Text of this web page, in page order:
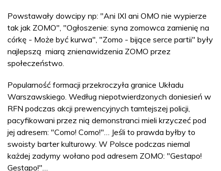
Powstawały dowcipy np: "Ani IXI ani OMO nie wypierze
tak jak ZOMO", "Ogłoszenie: syna zomowca zamienię na
córkę - Może być kurwa", "Zomo - bijące serce partii" były
najlepszą miarą znienawidzenia ZOMO przez
społeczeństwo.
Popularność formacji przekroczyła granice Układu
Warszawskiego. Według niepotwierdzonych doniesień w
RFN podczas akcji prewencyjnych tamtejszej policji,
pacyfikowani przez nią demonstranci mieli krzyczeć pod
jej adresem: "Como! Como!"… Jeśli to prawda byłby to
swoisty barter kulturowy. W Polsce podczas niemal
każdej zadymy wołano pod adresem ZOMO: "Gestapo!
Gestapo!"…